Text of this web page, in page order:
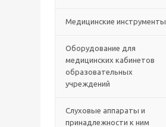
Медицинские инструменты
Оборудование для
медицинских кабинетов
образовательных
учреждений
Слуховые аппараты и
принадлежности к ним